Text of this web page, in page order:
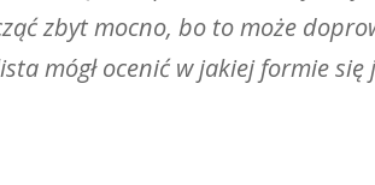
zbyt mocno, bo to może
mógł ocenić w jakiej formie